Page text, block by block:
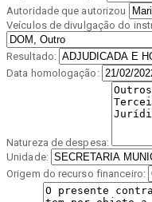
Autoridade que autorizou
Veículos de divulgação do
Resultado:
Data homologação:
Natureza de despesa:
Unidade:
Origem do recurso financeiro: